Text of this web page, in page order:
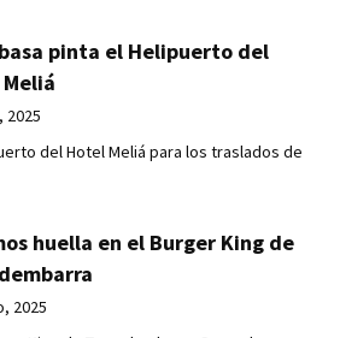
pinta el Helipuerto del
2025
del Hotel Meliá para los traslados de
huella en el Burger King de
2025